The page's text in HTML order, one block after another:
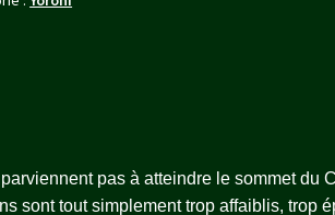
pas à atteindre le sommet du
sont tout simplement trop affaiblis, trop